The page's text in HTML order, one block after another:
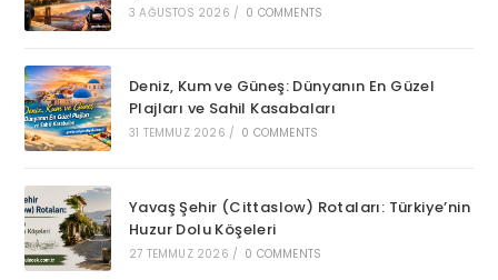
3 AĞUSTOS 2026 / 0 COMMENTS
Deniz, Kum ve Güneş: Dünyanın En Güzel
Plajları ve Sahil Kasabaları
31 TEMMUZ 2026 / 0 COMMENTS
Yavaş Şehir (Cittaslow) Rotaları: Türkiye’nin
Huzur Dolu Köşeleri
27 TEMMUZ 2026 / 0 COMMENTS